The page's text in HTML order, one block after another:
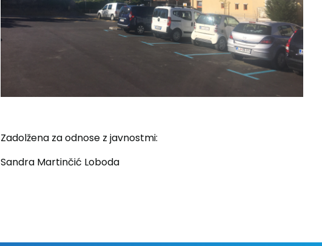
Zadolžena za odnose z javnostmi:
Sandra Martinčić Loboda Alen